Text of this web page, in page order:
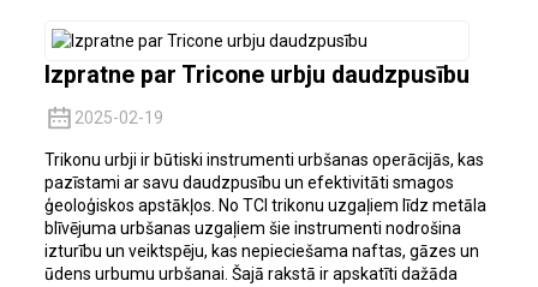
Izpratne par Tricone urbju daudzpusību
2025-02-19
Trikonu urbji ir būtiski instrumenti urbšanas operācijās, kas
pazīstami ar savu daudzpusību un efektivitāti smagos
ģeoloģiskos apstākļos. No TCI trikonu uzgaļiem līdz metāla
blīvējuma urbšanas uzgaļiem šie instrumenti nodrošina
izturību un veiktspēju, kas nepieciešama naftas, gāzes un
ūdens urbumu urbšanai. Šajā rakstā ir apskatīti dažāda